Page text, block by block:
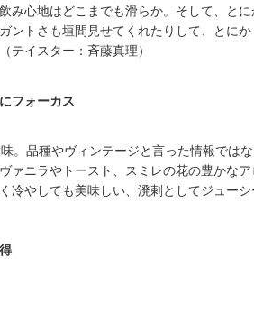
み心地はどこまでも滑らか。そして、と
ントさも垣間見せてくれたりして、とに
テイスター：斉藤真理）
フォーカス
味。品種やヴィンテージと言った情報では
ァニラやトースト、スミレの花の豊かな
冷やしても美味しい、溌剌としてジュー